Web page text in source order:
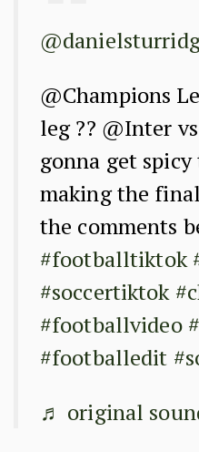
@Champions
leg ?? @Inter
gonna get
making the
the comments
#footballtiktok
#soccertiktok
#footballvideo
#footballedit
♬ original